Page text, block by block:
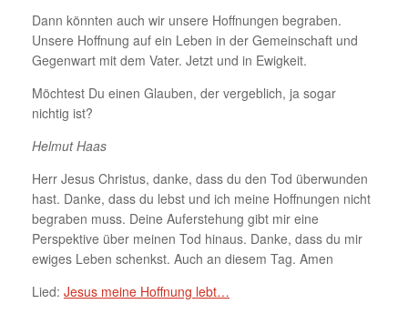
Dann könnten auch wir unsere Hoffnungen begraben.
Unsere Hoffnung auf ein Leben in der Gemeinschaft und
Gegenwart mit dem Vater. Jetzt und in Ewigkeit.
Möchtest Du einen Glauben, der vergeblich, ja sogar
nichtig ist?
Helmut Haas
Herr Jesus Christus, danke, dass du den Tod überwunden
hast. Danke, dass du lebst und ich meine Hoffnungen nicht
begraben muss. Deine Auferstehung gibt mir eine
Perspektive über meinen Tod hinaus. Danke, dass du mir
ewiges Leben schenkst. Auch an diesem Tag. Amen
Lied: Jesus meine Hoffnung lebt…